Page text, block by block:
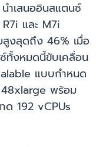
ำเสนออินสแตนซ์
และ M7i
สูงสุดถึง 46% เมื่อ
ทั้งหมดนี้ขับเคลื่อน
แบบกำหนด
48xlarge พร้อม
ด 192 vCPUs